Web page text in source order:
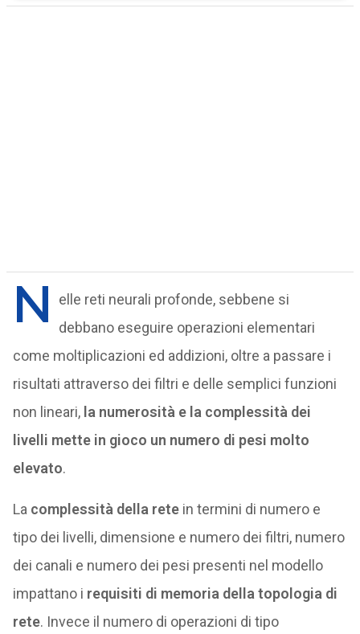
N
elle reti neurali profonde, sebbene si
debbano eseguire operazioni elementari
come moltiplicazioni ed addizioni, oltre a passare i
risultati attraverso dei filtri e delle semplici funzioni
non lineari, la numerosità e la complessità dei
livelli mette in gioco un numero di pesi molto
elevato.
La complessità della retein termini di numero e
tipo dei livelli, dimensione e numero dei filtri, numero
dei canali e numero dei pesi presenti nel modello
impattano i requisiti di memoria della topologia di
rete. Invece il numero di operazioni di tipo